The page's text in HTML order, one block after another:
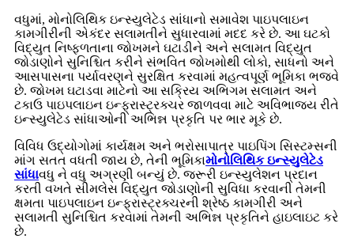
વધુમાં, મોનોલિથિક ઇન્સ્યુલેટેડ સાંધાનો સમાવેશ પાઇપલાઇન
કામગીરીની એકંદર સલામતીને સુધારવામાં મદદ કરે છે. આ ઘટકો
વિદ્યુત નિષ્ફળતાના જોખમને ઘટાડીને અને સલામત વિદ્યુત
જોડાણોને સુનિશ્ચિત કરીને સંભવિત જોખમોથી લોકો, સાધનો અને
આસપાસના પર્યાવરણને સુરક્ષિત કરવામાં મહત્વપૂર્ણ ભૂમિકા ભજવે
છે. જોખમ ઘટાડવા માટેનો આ સક્રિય અભિગમ સલામત અને
ટકાઉ પાઇપલાઇન ઇન્ફ્રાસ્ટ્રક્ચર જાળવવા માટે અવિભાજ્ય રીતે
ઇન્સ્યુલેટેડ સાંધાઓની અભિન્ન પ્રકૃતિ પર ભાર મૂકે છે.
વિવિધ ઉદ્યોગોમાં કાર્યક્ષમ અને ભરોસાપાત્ર પાઇપિંગ સિસ્ટમ્સની
માંગ સતત વધતી જાય છે, તેની ભૂમિકામોનોલિથિક ઇન્સ્યુલેટેડ
સાંધાવધુ ને વધુ અગ્રણી બન્યું છે. જરૂરી ઇન્સ્યુલેશન પ્રદાન
કરતી વખતે સીમલેસ વિદ્યુત જોડાણોની સુવિધા કરવાની તેમની
ક્ષમતા પાઇપલાઇન ઇન્ફ્રાસ્ટ્રક્ચરની શ્રેષ્ઠ કામગીરી અને
સલામતી સુનિશ્ચિત કરવામાં તેમની અભિન્ન પ્રકૃતિને હાઇલાઇટ કરે
છે.